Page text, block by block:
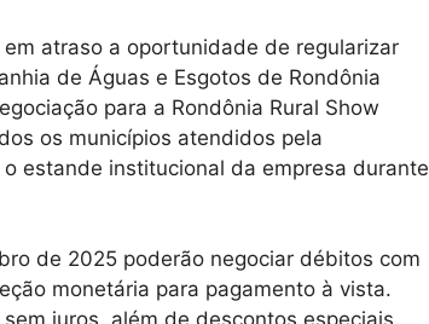
atraso a oportunidade de regularizar
de Águas e Esgotos de Rondônia
para a Rondônia Rural Show
os municípios atendidos pela
estande institucional da empresa durante
de 2025 poderão negociar débitos com
monetária para pagamento à vista.